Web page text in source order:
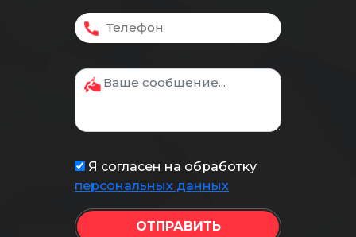
Я согласен на обработку
персональных данных